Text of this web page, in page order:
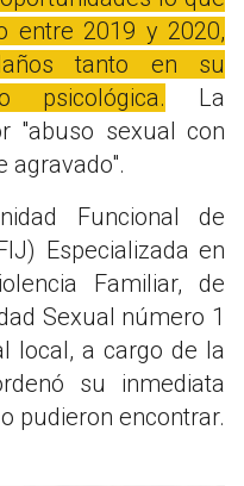
entre 2019 y 2020,
tanto en su
psicológica. La
"abuso sexual con
agravado".
Funcional de
Especializada en
Familiar, de
Sexual número 1
local, a cargo de la
su inmediata
pudieron encontrar.